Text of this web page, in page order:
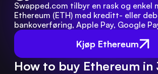
Kjøp Ethereum
Swapped.com tilbyr en rask og enkel
Ethereum (ETH) med kreditt- eller
bankoverføring, Apple Pay, Google
How to buy Ethereum in